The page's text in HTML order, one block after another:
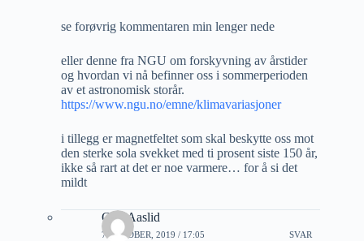
se forøvrig kommentaren min lenger nede
eller denne fra NGU om forskyvning av årstider
og hvordan vi nå befinner oss i sommerperioden
av et astronomisk storår.
https://www.ngu.no/emne/klimavariasjoner
i tillegg er magnetfeltet som skal beskytte oss mot
den sterke sola svekket med ti prosent siste 150 år,
ikke så rart at det er noe varmere… for å si det
mildt
Geir Aaslid
7 OKTOBER, 2019 / 17:05 SVAR